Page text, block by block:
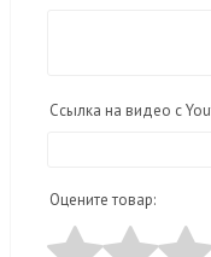
Ссылка на видео с
Оцените товар: